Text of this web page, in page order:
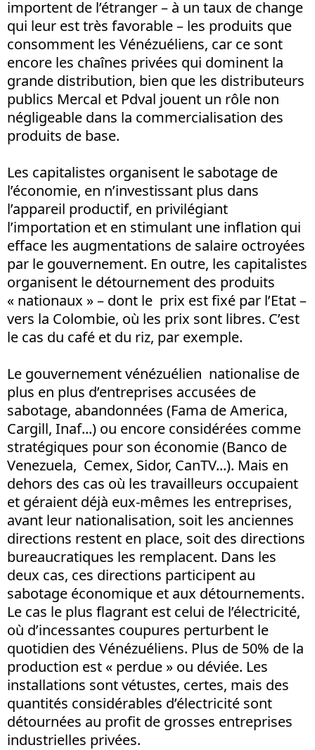
importent de l’étranger – à un taux de change
qui leur est très favorable – les produits que
consomment les Vénézuéliens, car ce sont
encore les chaînes privées qui dominent la
grande distribution, bien que les distributeurs
publics Mercal et Pdval jouent un rôle non
négligeable dans la commercialisation des
produits de base.
Les capitalistes organisent le sabotage de
l’économie, en n’investissant plus dans
l’appareil productif, en privilégiant
l’importation et en stimulant une inflation qui
efface les augmentations de salaire octroyées
par le gouvernement. En outre, les capitalistes
organisent le détournement des produits
« nationaux » – dont le prix est fixé par l’Etat –
vers la Colombie, où les prix sont libres. C’est
le cas du café et du riz, par exemple.
Le gouvernement vénézuélien nationalise de
plus en plus d’entreprises accusées de
sabotage, abandonnées (Fama de America,
Cargill, Inaf...) ou encore considérées comme
stratégiques pour son économie (Banco de
Venezuela, Cemex, Sidor, CanTV...). Mais en
dehors des cas où les travailleurs occupaient
et géraient déjà eux-mêmes les entreprises,
avant leur nationalisation, soit les anciennes
directions restent en place, soit des directions
bureaucratiques les remplacent. Dans les
deux cas, ces directions participent au
sabotage économique et aux détournements.
Le cas le plus flagrant est celui de l’électricité,
où d’incessantes coupures perturbent le
quotidien des Vénézuéliens. Plus de 50% de la
production est « perdue » ou déviée. Les
installations sont vétustes, certes, mais des
quantités considérables d’électricité sont
détournées au profit de grosses entreprises
industrielles privées.